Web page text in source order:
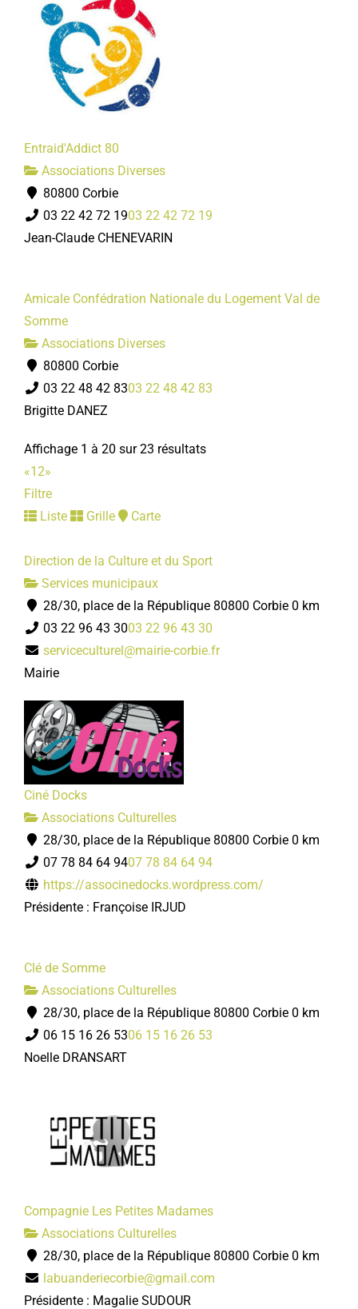
Entraid'Addict 80
Associations Diverses
80800 Corbie
03 22 42 72 1903 22 42 72 19
Jean-Claude CHENEVARIN
Amicale Confédration Nationale du Logement Val de
Somme
Associations Diverses
80800 Corbie
03 22 48 42 8303 22 48 42 83
Brigitte DANEZ
Affichage 1 à 20 sur 23 résultats
«12»
Filtre
Liste
Grille Carte
Direction de la Culture et du Sport
Services municipaux
28/30, place de la République 80800 Corbie 0 km
03 22 96 43 3003 22 96 43 30
serviceculturel@mairie-corbie.fr
Mairie
Ciné Docks
Associations Culturelles
28/30, place de la République 80800 Corbie 0 km
07 78 84 64 9407 78 84 64 94
https://associnedocks.wordpress.com/
Présidente : Françoise IRJUD
Clé de Somme
Associations Culturelles
28/30, place de la République 80800 Corbie 0 km
06 15 16 26 5306 15 16 26 53
Noelle DRANSART
Compagnie Les Petites Madames
Associations Culturelles
28/30, place de la République 80800 Corbie 0 km
labuanderiecorbie@gmail.com
Présidente : Magalie SUDOUR